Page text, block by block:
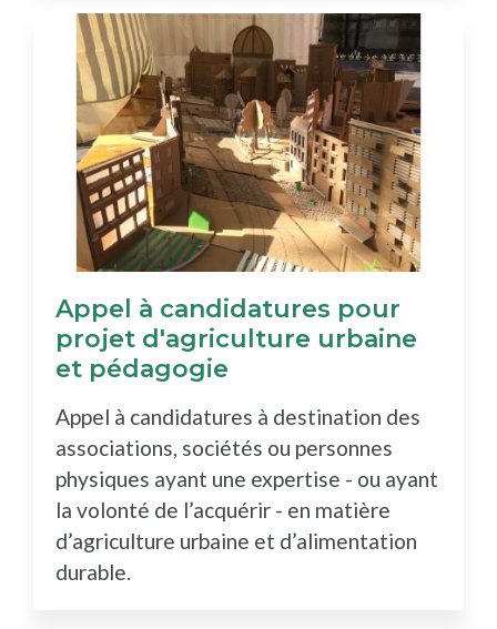
Appel à candidatures pour
projet d'agriculture urbaine
et pédagogie
Appel à candidatures à destination des
associations, sociétés ou personnes
physiques ayant une expertise - ou ayant
la volonté de l’acquérir - en matière
d’agriculture urbaine et d’alimentation
durable.